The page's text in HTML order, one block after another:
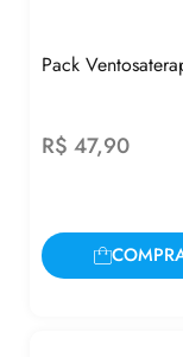
Pack
R$ 47,90